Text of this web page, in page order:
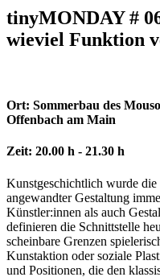
tinyMONDAY #
wieviel Funktion
Ort: Sommerbau des
Offenbach am Main
Zeit: 20.00 h - 21.30 h
Kunstgeschichtlich wurde
angewandter Gestaltung
Künstler:innen als auch
definieren die Schnittstelle
scheinbare Grenzen
Kunstaktion oder soziale
und Positionen, die den